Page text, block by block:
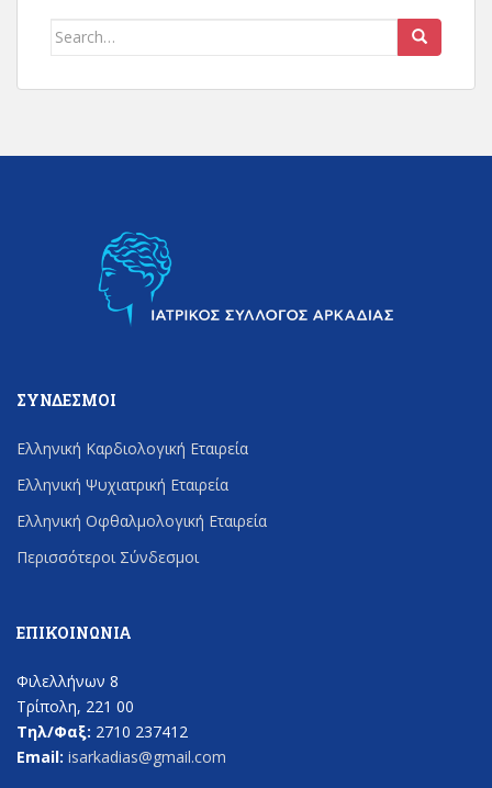
Search
ΣΎΝΔΕΣΜΟΙ
Ελληνική Καρδιολογική Εταιρεία
Ελληνική Ψυχιατρική Εταιρεία
Ελληνική Οφθαλμολογική Εταιρεία
Περισσότεροι Σύνδεσμοι
ΕΠΙΚΟΙΝΩΝΊΑ
Φιλελλήνων 8
Τρίπολη, 221 00
Τηλ/Φαξ: 2710 237412
Email: isarkadias@gmail.com